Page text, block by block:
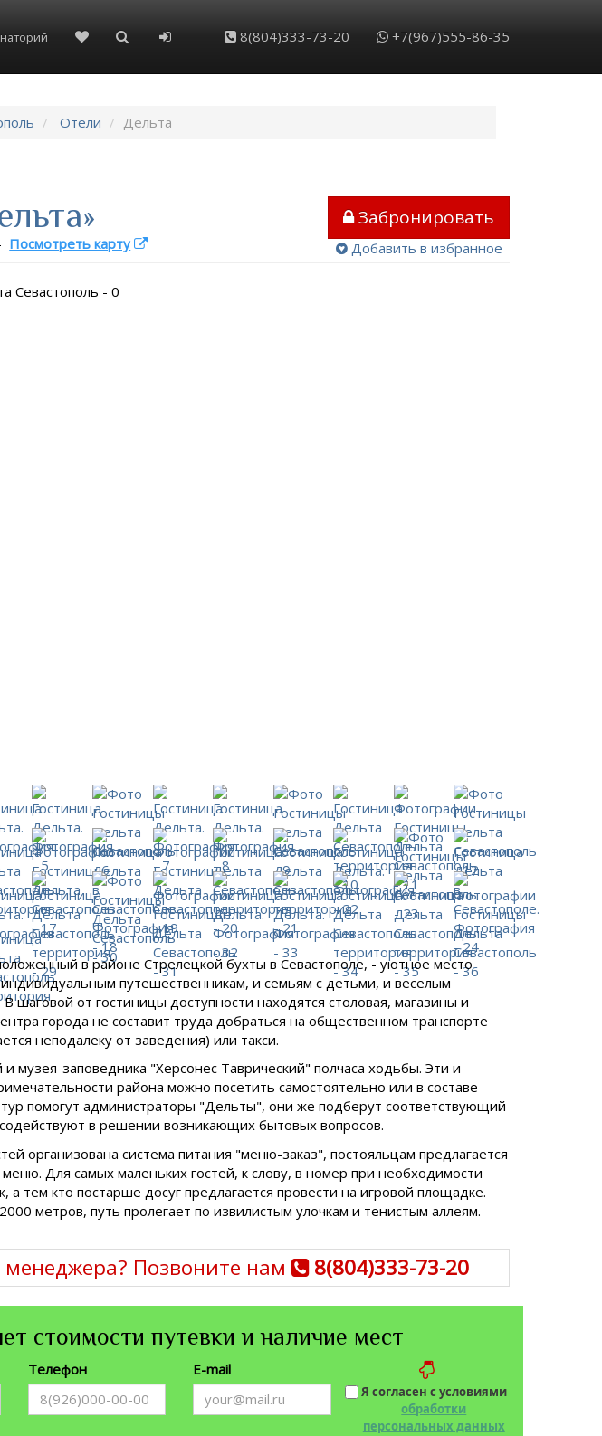
8(804)333-73-20 +7(967)555-86-35
Отели Дельта
Забронировать
Добавить в избранное
Посмотреть карту
в районе Стрелецкой бухты в Севастополе, - уютное место
путешественникам, и семьям с детьми, и веселым
шаговой от гостиницы доступности находятся столовая, магазины и
города не составит труда добраться на общественном транспорте
неподалеку от заведения) или такси.
музея-заповедника "Херсонес Таврический" полчаса ходьбы. Эти и
района можно посетить самостоятельно или в составе
тур помогут администраторы "Дельты", они же подберут соответствующий
в решении возникающих бытовых вопросов.
организована система питания "меню-заказ", постояльцам предлагается
Для самых маленьких гостей, к слову, в номер при необходимости
а тем кто постарше досуг предлагается провести на игровой площадке.
метров, путь пролегает по извилистым улочкам и тенистым аллеям.
Позвоните нам 8(804)333-73-20
стоимости путевки и наличие мест
Телефон E-mail
Я согласен с условиями
обработки
персональных данных